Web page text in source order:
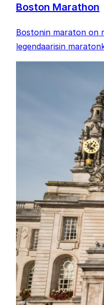
Boston Marathon
Bostonin maraton on
legendaarisin